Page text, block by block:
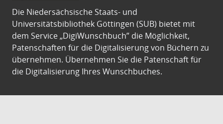
Die Niedersächsische Staats- und
Universitätsbibliothek Göttingen (SUB) bietet mit
dem Service „DigiWunschbuch” die Möglichkeit,
Patenschaften für die Digitalisierung von Büchern zu
übernehmen. Übernehmen Sie die Patenschaft für
die Digitalisierung Ihres Wunschbuches.